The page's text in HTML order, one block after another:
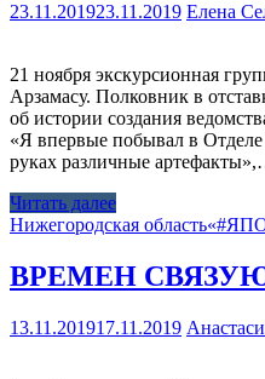
23.11.201923.11.2019 Елена
21 ноября экскурсионная
Арзамасу. Полковник в
об истории создания
«Я впервые побывал в Отделе
руках различные
Читать далее
Нижегородская область
ВРЕМЕН
13.11.201917.11.2019